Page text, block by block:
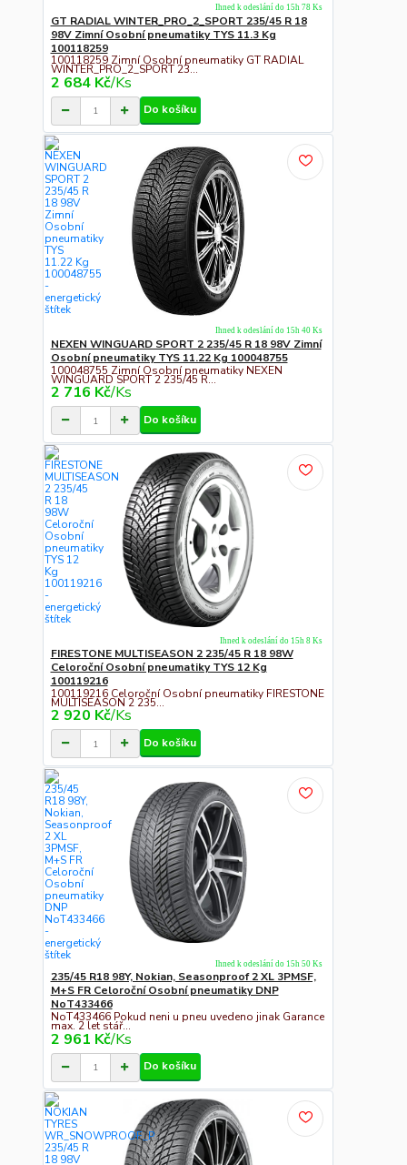
GT RADIAL WINTER_PRO_2_SPORT 235/45 R 18
98V Zimní Osobní pneumatiky TYS 11.3 Kg
100118259
100118259 Zimní Osobní pneumatiky GT RADIAL
WINTER_PRO_2_SPORT 23...
2 684 Kč/Ks
Ihned k odeslání do 15h 78 Ks
Do košíku
NEXEN WINGUARD SPORT 2 235/45 R 18 98V Zimní
Osobní pneumatiky TYS 11.22 Kg 100048755
100048755 Zimní Osobní pneumatiky NEXEN
WINGUARD SPORT 2 235/45 R...
2 716 Kč/Ks
Ihned k odeslání do 15h 40 Ks
Do košíku
FIRESTONE MULTISEASON 2 235/45 R 18 98W
Celoroční Osobní pneumatiky TYS 12 Kg
100119216
100119216 Celoroční Osobní pneumatiky FIRESTONE
MULTISEASON 2 235...
2 920 Kč/Ks
Ihned k odeslání do 15h 8 Ks
Do košíku
235/45 R18 98Y, Nokian, Seasonproof 2 XL 3PMSF,
M+S FR Celoroční Osobní pneumatiky DNP
NoT433466
NoT433466 Pokud neni u pneu uvedeno jinak Garance
max. 2 let stář...
2 961 Kč/Ks
Ihned k odeslání do 15h 50 Ks
Do košíku